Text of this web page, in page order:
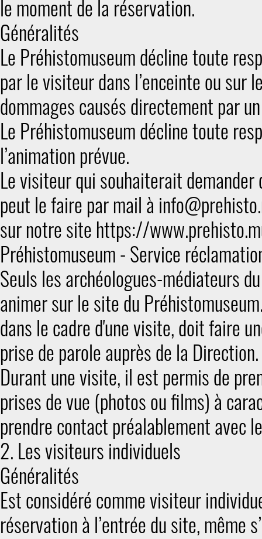
le moment de la réservation.
Généralités
Le Préhistomuseum décline toute
par le visiteur dans l’enceinte ou sur
dommages causés directement par
Le Préhistomuseum décline toute
l’animation prévue.
Le visiteur qui souhaiterait
peut le faire par mail à
sur notre site https://
Préhistomuseum - Service
Seuls les archéologues-médiateurs
animer sur le site du
dans le cadre d'une visite, doit faire
prise de parole auprès de la Direction.
Durant une visite, il est permis de
prises de vue (photos ou films) à
prendre contact préalablement
2. Les visiteurs individuels
Généralités
Est considéré comme visiteur
réservation à l’entrée du site, même